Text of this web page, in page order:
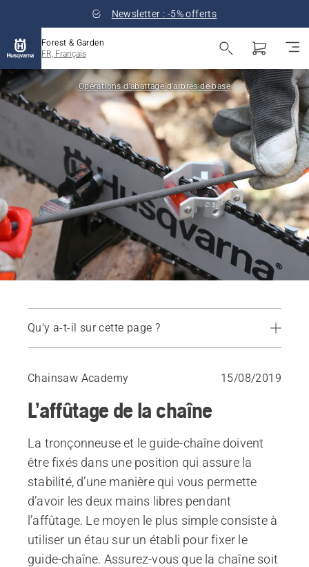
Newsletter : -5% offerts
Forest & Garden
FR, Français
Opérations d’abattage d’arbres de base
Qu'y a-t-il sur cette page ?
Affûtage à main levée
Remplacement de la chaîne
Limiteur de profondeur
Affûtage du limiteur de profondeur
Sharpening the chainsaw chain in the forest
Chainsaw Academy 15/08/2019
L’affûtage de la chaîne
La tronçonneuse et le guide-chaîne doivent
être fixés dans une position qui assure la
stabilité, d’une manière qui vous permette
d’avoir les deux mains libres pendant
l’affûtage. Le moyen le plus simple consiste à
utiliser un étau sur un établi pour fixer le
guide-chaîne. Assurez-vous que la chaîne soit